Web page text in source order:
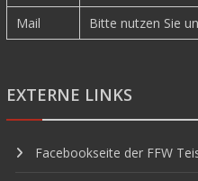
Mail
Bitte nutzen Sie
EXTERNE LINKS
Facebookseite der FFW